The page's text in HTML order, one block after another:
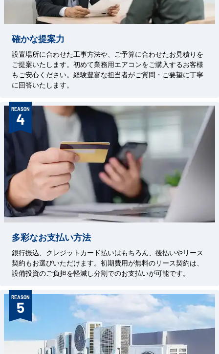
確かな提案力
設置場所に合わせた工事方法や、ご予算に合わせたお見積りを
ご提案いたします。初めて業務用エアコンをご購入するお客様
もご安心ください。経験豊富な担当者がご質問・ご要望に丁寧
に回答いたします。
REASON
4
多彩なお支払い方法
銀行振込、クレジットカード払いはもちろん、後払いやリース
契約もお選びいただけます。初期費用が無料のリース契約は、
設備投資のご負担を軽減し分割でのお支払いが可能です。
REASON
5